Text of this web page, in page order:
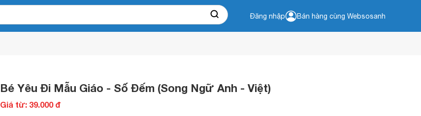
Đăng nhập Bán hàng cùng Websosanh
Bé Yêu Đi Mẫu Giáo - Số Đếm (Song Ngữ Anh - Việt)
Giá từ: 39.000 đ